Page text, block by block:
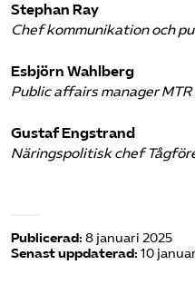
Stephan Ray
Chef kommunikation och
Esbjörn Wahlberg
Public affairs manager MTR
Gustaf Engstrand
Näringspolitisk chef
Publicerad: 8 januari 2025
Senast uppdaterad: 10